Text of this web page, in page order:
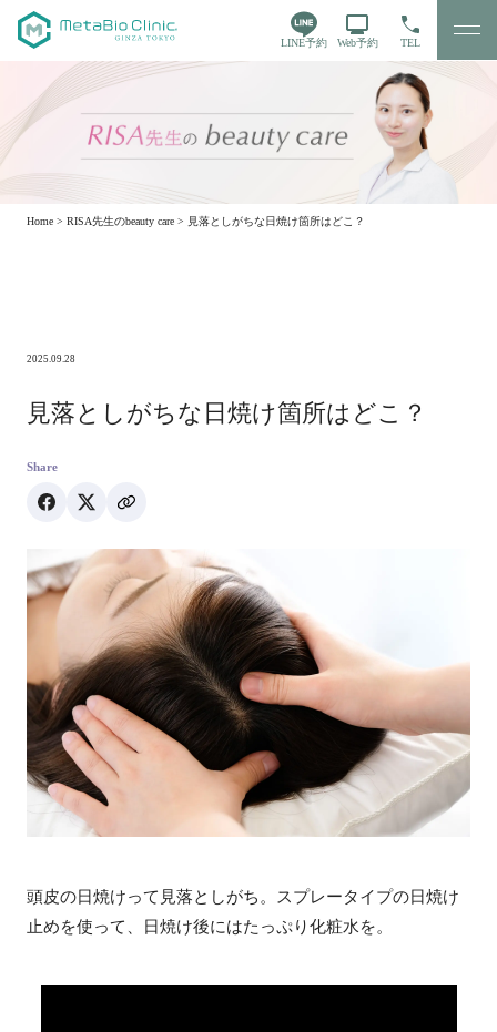
LINE予約 Web予約 TEL
Home > RISA先生のbeauty care > 見落としがちな日焼け箇所はどこ？
2025.09.28
見落としがちな日焼け箇所はどこ？
Share
頭皮の日焼けって見落としがち。スプレータイプの日焼け
止めを使って、日焼け後にはたっぷり化粧水を。